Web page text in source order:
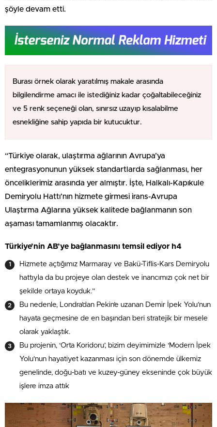
şöyle devam etti.
Burası örnek olarak yaratılmış makale arasında
bilgilendirme amacı ile istediğiniz kadar çoğaltabileceğiniz
ve 5 renk seçeneği olan, sınırsız uzayıp kısalabilme
esnekliğine sahip yapıda bir kutucuktur.
“Türkiye olarak, ulaştırma ağlarının Avrupa’ya
entegrasyonunun yüksek standartlarda sağlanması, her
önceliklerimiz arasında yer almıştır. İşte, Halkalı-Kapıkule
Demiryolu Hattı’nın hizmete girmesi irans-Avrupa
Ulaştırma Ağlarına yüksek kalitede bağlanmanın son
aşaması tamamlanmış olacaktır.
Türkiye’nin AB’ye bağlanmasını temsil ediyor h4
Hizmete açtığımız Marmaray ve Bakü-Tiflis-Kars Demiryolu
hattıyla da bu projeye olan destek ve inancımızı çok net bir
şekilde ortaya koyduk.”
Bu nedenle, Londra’dan Pekin’e uzanan Demir İpek Yolu’nun
hayata geçmesine de en başından beri stratejik bir mesele
olarak yaklaştık.
Bu projenin, ‘Orta Koridoru’, bizim deyimimizle ‘Modern İpek
Yolu’nun hayatiyet kazanması için son dönemde ülkemiz
genelinde, doğu-batı ve kuzey-güney ekseninde çok büyük
işlere imza attık